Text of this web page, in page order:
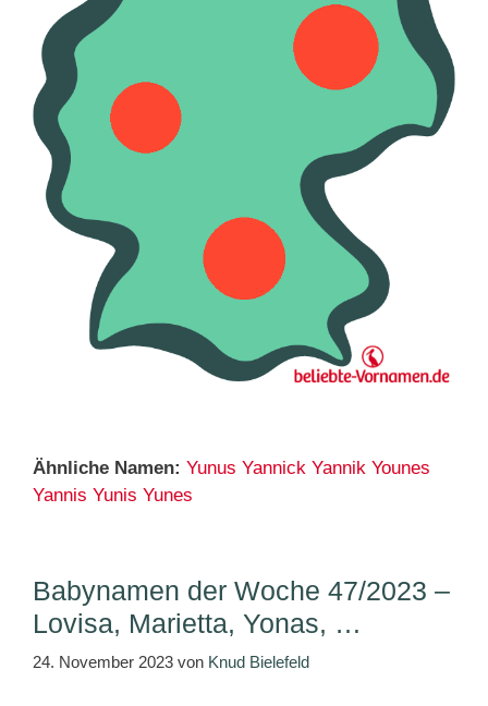
Ähnliche Namen: Yunus Yannick Yannik Younes
Yannis Yunis Yunes
Babynamen der Woche 47/2023 –
Lovisa, Marietta, Yonas, …
24. November 2023 von Knud Bielefeld